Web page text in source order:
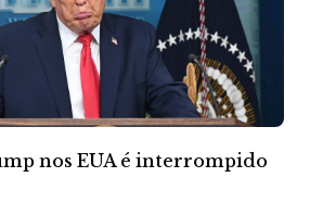
nos EUA é interrompido